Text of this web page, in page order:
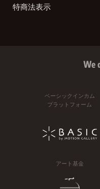
特商法表示
We
ベーシックインカム
プラットフォーム
アート基金